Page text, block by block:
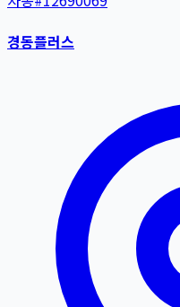
경동플러스